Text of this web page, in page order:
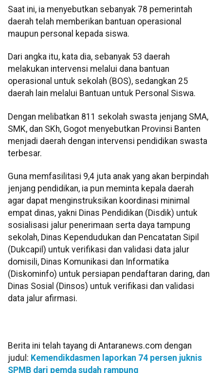
Saat ini, ia menyebutkan sebanyak 78 pemerintah
daerah telah memberikan bantuan operasional
maupun personal kepada siswa.
Dari angka itu, kata dia, sebanyak 53 daerah
melakukan intervensi melalui dana bantuan
operasional untuk sekolah (BOS), sedangkan 25
daerah lain melalui Bantuan untuk Personal Siswa.
Dengan melibatkan 811 sekolah swasta jenjang SMA,
SMK, dan SKh, Gogot menyebutkan Provinsi Banten
menjadi daerah dengan intervensi pendidikan swasta
terbesar.
Guna memfasilitasi 9,4 juta anak yang akan berpindah
jenjang pendidikan, ia pun meminta kepala daerah
agar dapat menginstruksikan koordinasi minimal
empat dinas, yakni Dinas Pendidikan (Disdik) untuk
sosialisasi jalur penerimaan serta daya tampung
sekolah, Dinas Kependudukan dan Pencatatan Sipil
(Dukcapil) untuk verifikasi dan validasi data jalur
domisili, Dinas Komunikasi dan Informatika
(Diskominfo) untuk persiapan pendaftaran daring, dan
Dinas Sosial (Dinsos) untuk verifikasi dan validasi
data jalur afirmasi.
Berita ini telah tayang di Antaranews.com dengan
judul: Kemendikdasmen laporkan 74 persen juknis
SPMB dari pemda sudah rampung